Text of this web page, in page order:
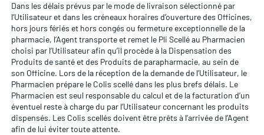
Dans les délais prévus par le mode de livraison sélectionné par
l’Utilisateur et dans les créneaux horaires d’ouverture des Officines,
hors jours fériés et hors congés ou fermeture exceptionnelle de la
pharmacie, l’Agent transporte et remet le Pli Scellé au Pharmacien
choisi par l’Utilisateur afin qu’il procède à la Dispensation des
Produits de santé et des Produits de parapharmacie, au sein de
son Officine. Lors de la réception de la demande de l’Utilisateur, le
Pharmacien prépare le Colis scellé dans les plus brefs délais. Le
Pharmacien est seul responsable du calcul et de la facturation d’un
éventuel reste à charge du par l’Utilisateur concernant les produits
dispensés. Les Colis scellés doivent être prêts à l’arrivée de l’Agent
afin de lui éviter toute attente.